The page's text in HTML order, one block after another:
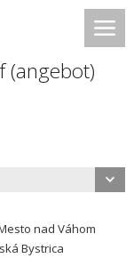
(angebot)
nad Váhom
Bystrica